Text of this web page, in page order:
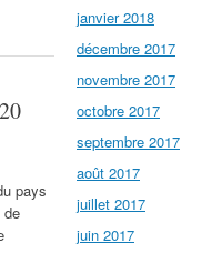
pays
de
janvier 2018
décembre 2017
novembre 2017
octobre 2017
septembre 2017
août 2017
juillet 2017
juin 2017